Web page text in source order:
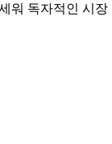
독자적인 시